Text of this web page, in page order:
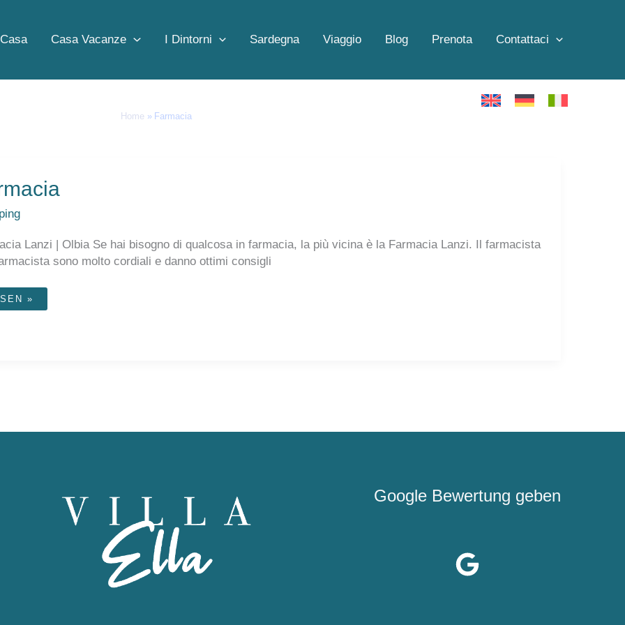
Casa Casa Vacanze I Dintorni Sardegna Viaggio Blog Prenota Contattaci
Home Farmacia
Lanzi | Olbia Se hai bisogno di qualcosa in farmacia, la più vicina è la Farmacia Lanzi. Il farmacista
sono molto cordiali e danno ottimi consigli
»
Google Bewertung geben